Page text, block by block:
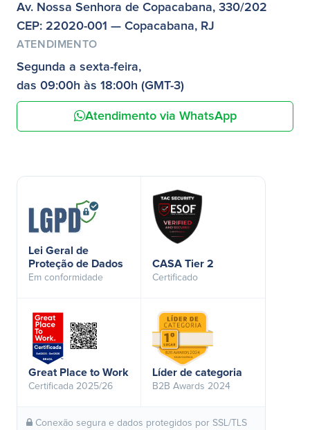
Av. Nossa Senhora de Copacabana, 330/202
CEP: 22020-001 — Copacabana, RJ
ATENDIMENTO
Segunda a sexta-feira,
das 09:00h às 18:00h (GMT-3)
Atendimento via WhatsApp
Lei Geral de
Proteção de Dados
Em conformidade
CASA Tier 2
Certificado
Great Place to Work
Certificada 2025/26
Líder de categoria
B2B Awards 2024
Conexão segura e dados protegidos por SSL/TLS